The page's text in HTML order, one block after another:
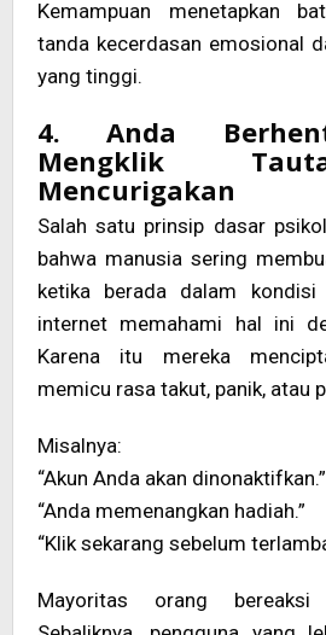
Kemampuan menetapkan
tanda kecerdasan emosional
yang tinggi.
4. Anda
Mengklik
Mencurigakan
Salah satu prinsip dasar
bahwa manusia sering
ketika berada dalam kondisi
internet memahami hal ini
Karena itu mereka
memicu rasa takut, panik, atau
Misalnya:
“Akun Anda akan dinonaktifkan.”
“Anda memenangkan hadiah.”
“Klik sekarang sebelum
Mayoritas orang